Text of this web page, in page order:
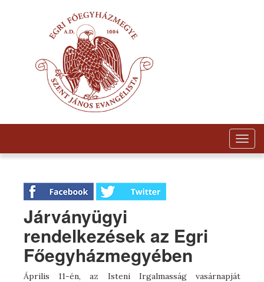
Járványügyi
rendelkezések az Egri
Főegyházmegyében
Április 11-én, az Isteni Irgalmasság vasárnapját